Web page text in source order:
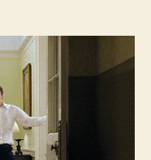
gendre
idéal